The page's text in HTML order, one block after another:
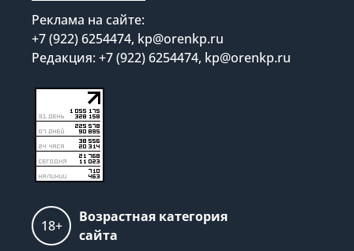
Свяжитесь с нами
Реклама на сайте:
+7 (922) 6254474, kp@orenkp.ru
Редакция: +7 (922) 6254474, kp@orenkp.ru